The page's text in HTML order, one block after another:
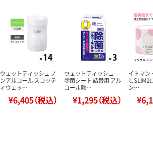
ウェットティッシュ ノ
ンアルコール スコッテ
ィウェッ…
¥6,405（税込）
ウェットティッシュ
除菌シート 詰替用 アル
コール除…
¥1,295（税込）
イトマン
しSLIM1
ン…